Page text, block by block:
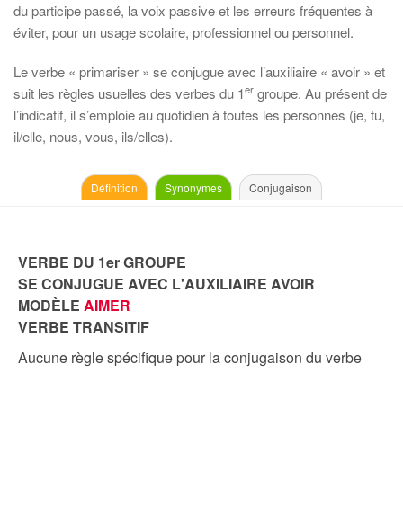
du participe passé, la voix passive et les erreurs fréquentes à
éviter, pour un usage scolaire, professionnel ou personnel.
Le verbe « primariser » se conjugue avec l’auxiliaire « avoir » et
suit les règles usuelles des verbes du 1er groupe. Au présent de
l’indicatif, il s’emploie au quotidien à toutes les personnes (je, tu,
il/elle, nous, vous, ils/elles).
Définition Synonymes Conjugaison
VERBE DU 1er GROUPE
SE CONJUGUE AVEC L'AUXILIAIRE AVOIR
MODÈLE AIMER
VERBE TRANSITIF
Aucune règle spécifique pour la conjugaison du verbe